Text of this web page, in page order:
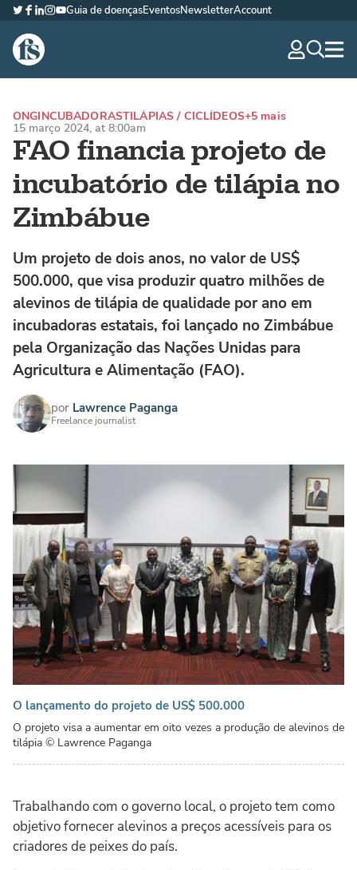
The Fish Site Brasil
Twitter
Facebook
LinkedIn
Instagram
YouTube
Guia de doençasEventosNewsletterAccount
FAO financia projeto de
incubatório de tilápia no
Zimbábue
ONGINCUBADORASTILÁPIAS / CICLÍDEOS+5 mais
15 março 2024, at 8:00am
Um projeto de dois anos, no valor de US$
500.000, que visa produzir quatro milhões de
alevinos de tilápia de qualidade por ano em
incubadoras estatais, foi lançado no Zimbábue
pela Organização das Nações Unidas para
Agricultura e Alimentação (FAO).
por Lawrence Paganga
Freelance journalist
O lançamento do projeto de US$ 500.000
O projeto visa a aumentar em oito vezes a produção de alevinos de
tilápia © Lawrence Paganga
Trabalhando com o governo local, o projeto tem como
objetivo fornecer alevinos a preços acessíveis para os
criadores de peixes do país.